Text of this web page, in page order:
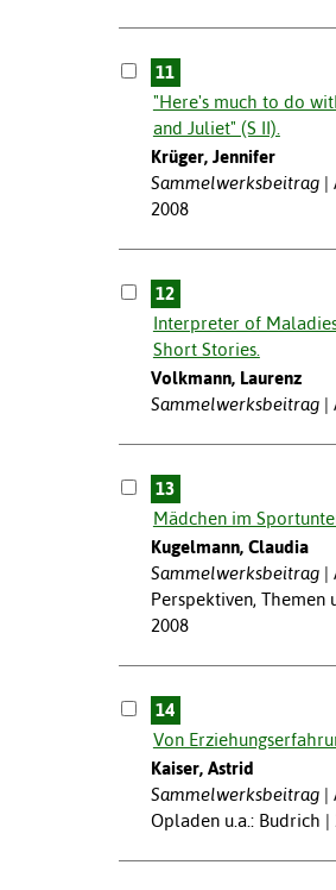
11
"Here's much to do
and Juliet" (S II).
Krüger, Jennifer
Sammelwerksbeitrag
2008
12
Interpreter of
Short Stories.
Volkmann, Laurenz
Sammelwerksbeitrag
13
Mädchen im
Kugelmann, Claudia
Sammelwerksbeitrag
Perspektiven,
2008
14
Von
Kaiser, Astrid
Sammelwerksbeitrag
Opladen u.a.: Budrich |